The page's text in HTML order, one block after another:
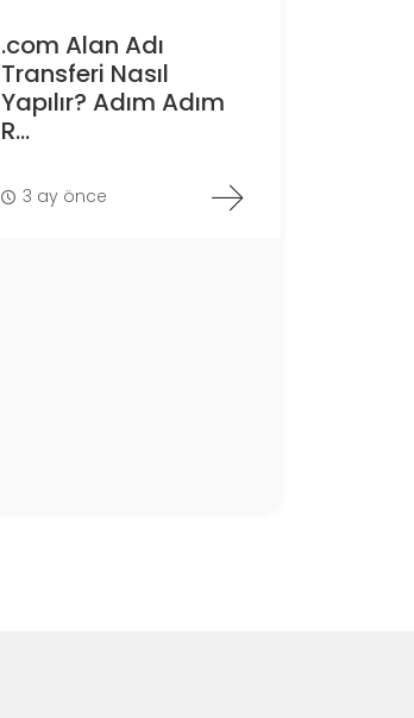
.com Alan Adı
Transferi Nasıl
Yapılır? Adım Adım
R...
3 ay önce